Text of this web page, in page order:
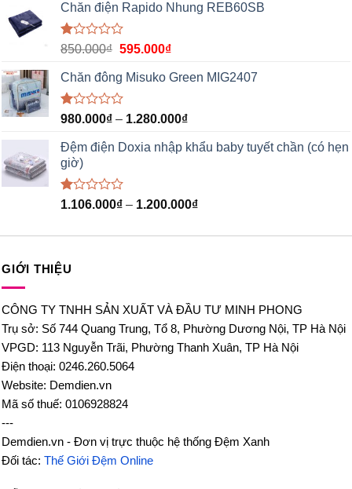
Chăn điện Rapido Nhung REB60SB
Được
hạng
1.00
5
850.000₫ 595.000₫
Chăn đông Misuko Green MIG2407
Được
hạng
1.00
5
sao
980.000₫ – 1.280.000₫
Đệm điện Doxia nhập khẩu baby tuyết chần (có hẹn
giờ)
Được
1.00
sao
1.106.000₫ – 1.200.000₫
GIỚI THIỆU
CÔNG TY TNHH SẢN XUẤT VÀ ĐẦU TƯ MINH PHONG
Trụ sở: Số 744 Quang Trung, Tổ 8, Phường Dương Nội, TP Hà Nội
VPGD: 113 Nguyễn Trãi, Phường Thanh Xuân, TP Hà Nội
Điện thoại: 0246.260.5064
Website: Demdien.vn
Mã số thuế: 0106928824
---
Demdien.vn - Đơn vị trực thuộc hệ thống Đệm Xanh
Đối tác: Thế Giới Đệm Online